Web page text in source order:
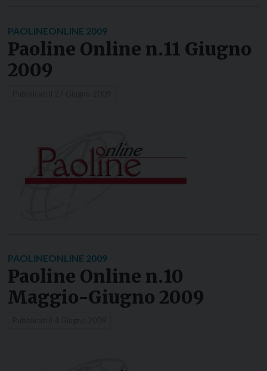
PAOLINEONLINE 2009
Paoline Online n.11 Giugno
2009
PAOLINEONLINE 2009
Paoline Online n.10
Maggio-Giugno 2009